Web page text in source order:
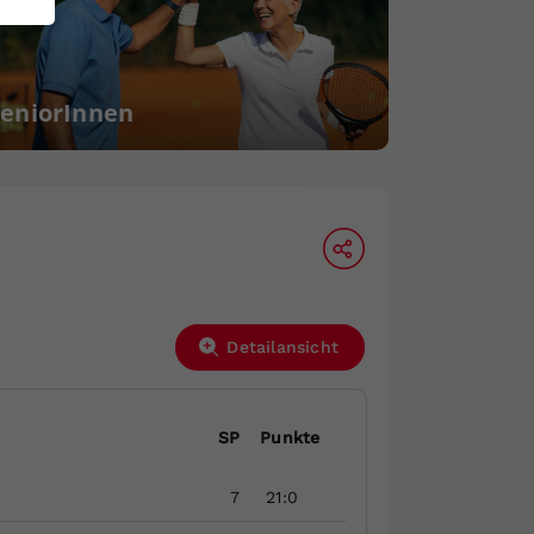
Detailansicht
SP Punkte
7 21:0